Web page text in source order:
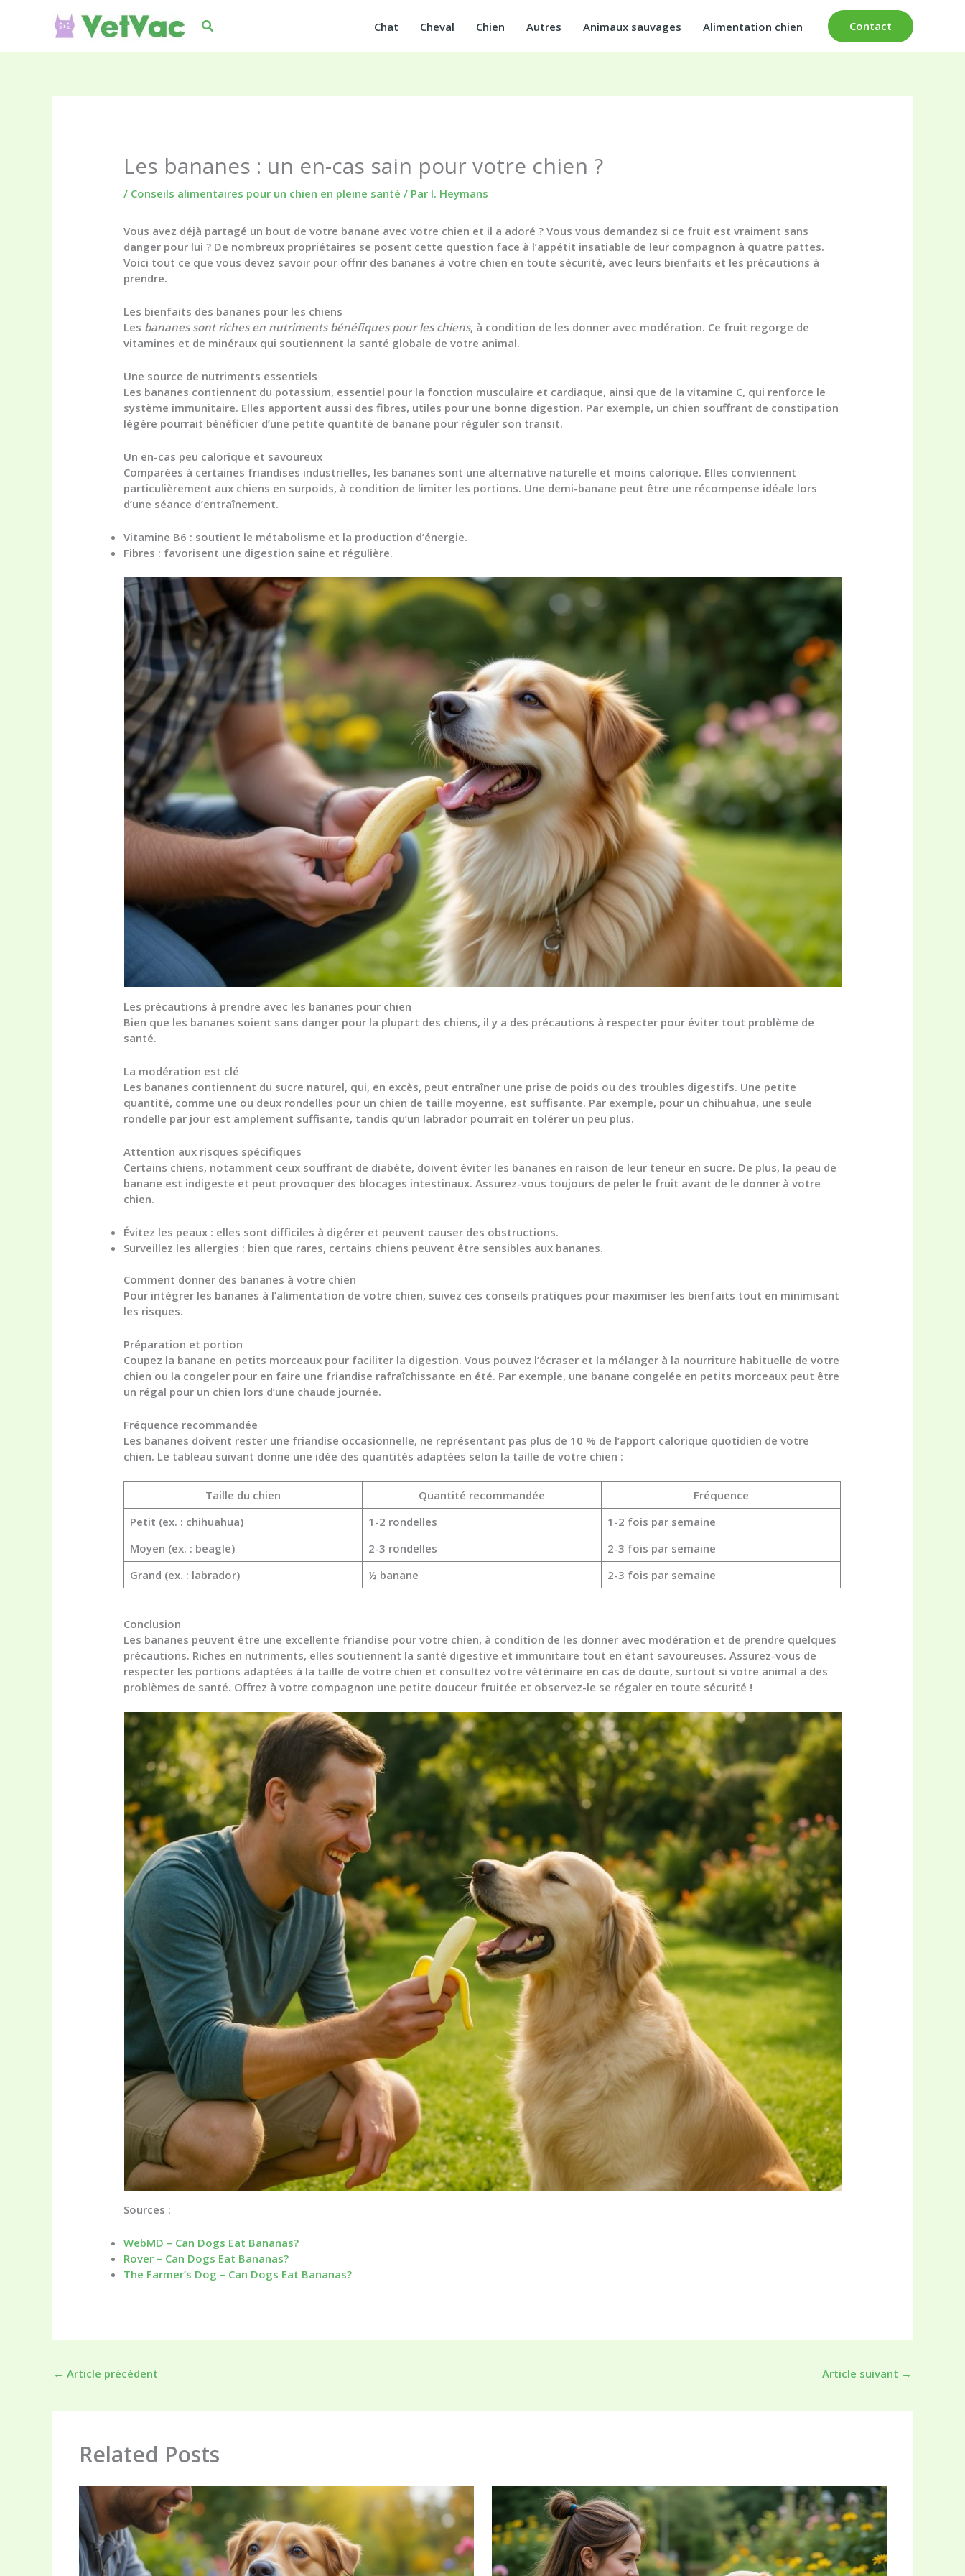
Rechercher Chat Cheval Chien Autres Animaux sauvages Alimentation chien Contact
Les bananes : un en-cas sain pour votre chien ?
/ Conseils alimentaires pour un chien en pleine santé / Par I. Heymans
Vous avez déjà partagé un bout de votre banane avec votre chien et il a adoré ? Vous vous demandez si ce fruit est vraiment sans
danger pour lui ? De nombreux propriétaires se posent cette question face à l’appétit insatiable de leur compagnon à quatre pattes.
Voici tout ce que vous devez savoir pour offrir des bananes à votre chien en toute sécurité, avec leurs bienfaits et les précautions à
prendre.
Les bienfaits des bananes pour les chiens
Les bananes sont riches en nutriments bénéfiques pour les chiens, à condition de les donner avec modération. Ce fruit regorge de
vitamines et de minéraux qui soutiennent la santé globale de votre animal.
Une source de nutriments essentiels
Les bananes contiennent du potassium, essentiel pour la fonction musculaire et cardiaque, ainsi que de la vitamine C, qui renforce le
système immunitaire. Elles apportent aussi des fibres, utiles pour une bonne digestion. Par exemple, un chien souffrant de constipation
légère pourrait bénéficier d’une petite quantité de banane pour réguler son transit.
Un en-cas peu calorique et savoureux
Comparées à certaines friandises industrielles, les bananes sont une alternative naturelle et moins calorique. Elles conviennent
particulièrement aux chiens en surpoids, à condition de limiter les portions. Une demi-banane peut être une récompense idéale lors
d’une séance d’entraînement.
Vitamine B6 : soutient le métabolisme et la production d’énergie.
Fibres : favorisent une digestion saine et régulière.
Les précautions à prendre avec les bananes pour chien
Bien que les bananes soient sans danger pour la plupart des chiens, il y a des précautions à respecter pour éviter tout problème de
santé.
La modération est clé
Les bananes contiennent du sucre naturel, qui, en excès, peut entraîner une prise de poids ou des troubles digestifs. Une petite
quantité, comme une ou deux rondelles pour un chien de taille moyenne, est suffisante. Par exemple, pour un chihuahua, une seule
rondelle par jour est amplement suffisante, tandis qu’un labrador pourrait en tolérer un peu plus.
Attention aux risques spécifiques
Certains chiens, notamment ceux souffrant de diabète, doivent éviter les bananes en raison de leur teneur en sucre. De plus, la peau de
banane est indigeste et peut provoquer des blocages intestinaux. Assurez-vous toujours de peler le fruit avant de le donner à votre
chien.
Évitez les peaux : elles sont difficiles à digérer et peuvent causer des obstructions.
Surveillez les allergies : bien que rares, certains chiens peuvent être sensibles aux bananes.
Comment donner des bananes à votre chien
Pour intégrer les bananes à l’alimentation de votre chien, suivez ces conseils pratiques pour maximiser les bienfaits tout en minimisant
les risques.
Préparation et portion
Coupez la banane en petits morceaux pour faciliter la digestion. Vous pouvez l’écraser et la mélanger à la nourriture habituelle de votre
chien ou la congeler pour en faire une friandise rafraîchissante en été. Par exemple, une banane congelée en petits morceaux peut être
un régal pour un chien lors d’une chaude journée.
Fréquence recommandée
Les bananes doivent rester une friandise occasionnelle, ne représentant pas plus de 10 % de l’apport calorique quotidien de votre
chien. Le tableau suivant donne une idée des quantités adaptées selon la taille de votre chien :
Taille du chien Quantité recommandée
Fréquence
Petit (ex. : chihuahua)
1-2 rondelles
1-2 fois par semaine
Moyen (ex. : beagle)
2-3 rondelles
2-3 fois par semaine
Grand (ex. : labrador)
½ banane 2-3 fois par semaine
Conclusion
Les bananes peuvent être une excellente friandise pour votre chien, à condition de les donner avec modération et de prendre quelques
précautions. Riches en nutriments, elles soutiennent la santé digestive et immunitaire tout en étant savoureuses. Assurez-vous de
respecter les portions adaptées à la taille de votre chien et consultez votre vétérinaire en cas de doute, surtout si votre animal a des
problèmes de santé. Offrez à votre compagnon une petite douceur fruitée et observez-le se régaler en toute sécurité !
Sources :
WebMD – Can Dogs Eat Bananas?
Rover – Can Dogs Eat Bananas?
The Farmer’s Dog – Can Dogs Eat Bananas?
← Article précédent Article suivant →
Related Posts